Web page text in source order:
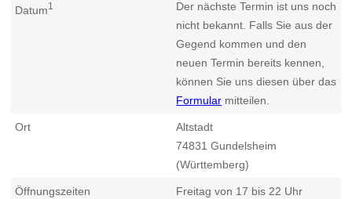
Datum1
Der nächste Termin ist uns noch
nicht bekannt. Falls Sie aus der
Gegend kommen und den
neuen Termin bereits kennen,
können Sie uns diesen über das
Formular mitteilen.
Ort
Altstadt
74831 Gundelsheim
(Württemberg)
Öffnungszeiten
Freitag von 17 bis 22 Uhr